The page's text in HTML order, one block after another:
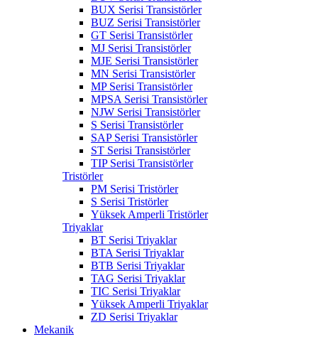
BUX Serisi Transistörler
BUZ Serisi Transistörler
GT Serisi Transistörler
MJ Serisi Transistörler
MJE Serisi Transistörler
MN Serisi Transistörler
MP Serisi Transistörler
MPSA Serisi Transistörler
NJW Serisi Transistörler
S Serisi Transistörler
SAP Serisi Transistörler
ST Serisi Transistörler
TIP Serisi Transistörler
Tristörler
PM Serisi Tristörler
S Serisi Tristörler
Yüksek Amperli Tristörler
Triyaklar
BT Serisi Triyaklar
BTA Serisi Triyaklar
BTB Serisi Triyaklar
TAG Serisi Triyaklar
TIC Serisi Triyaklar
Yüksek Amperli Triyaklar
ZD Serisi Triyaklar
Mekanik